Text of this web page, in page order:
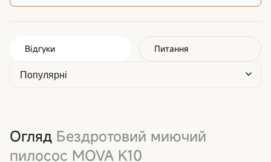
Відгуки Питання
Огляд Бездротовий миючий
пилосос MOVA K10